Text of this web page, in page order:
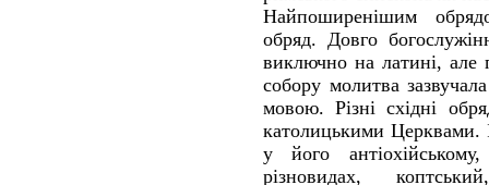
Найпоширенішим
обряд. Довго
виключно на латині, але
собору молитва
мовою. Різні східні
католицькими Церквами.
у його
різновидах,